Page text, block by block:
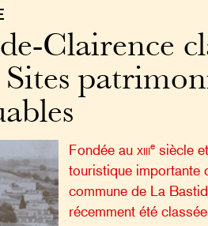
Clairence
Sites
Fondée auxiiie siècle
touristique importante
commune de La
récemment été